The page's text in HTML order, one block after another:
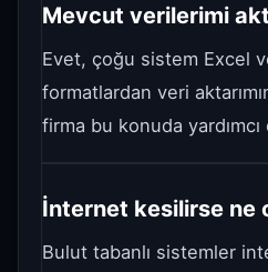
Mevcut verilerimi
Evet, çoğu sistem Excel
formatlardan veri
firma bu konuda yardımcı
İnternet kesilirse ne
Bulut tabanlı sistemler